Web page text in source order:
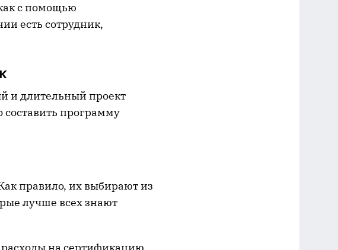
с помощью
есть сотрудник,
и длительный проект
составить программу
правило, их выбирают из
лучше всех знают